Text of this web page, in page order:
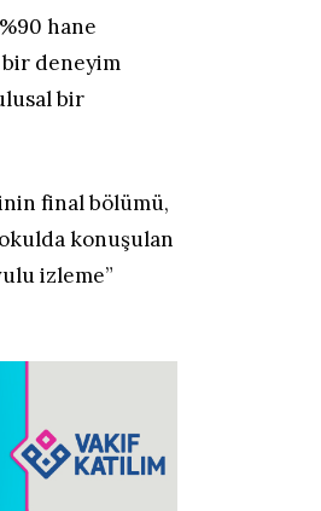
hane
bir deneyim
bir
final bölümü,
konuşulan
izleme”